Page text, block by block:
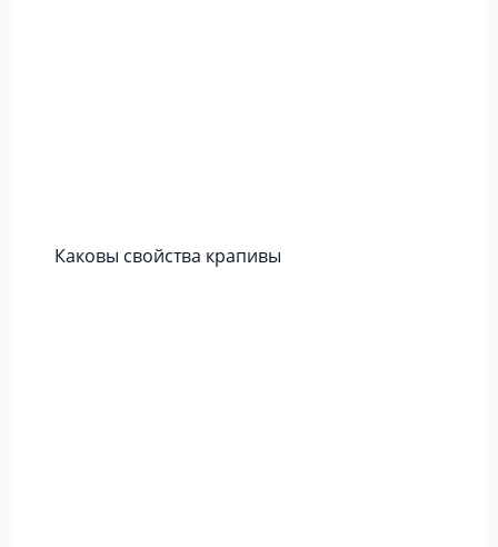
Каковы свойства крапивы